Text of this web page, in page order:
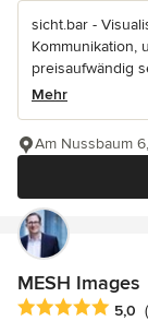
sicht.bar -
Kommunikation,
preisaufwändig
Mehr
Am Nussbaum
MESH Images
5,0